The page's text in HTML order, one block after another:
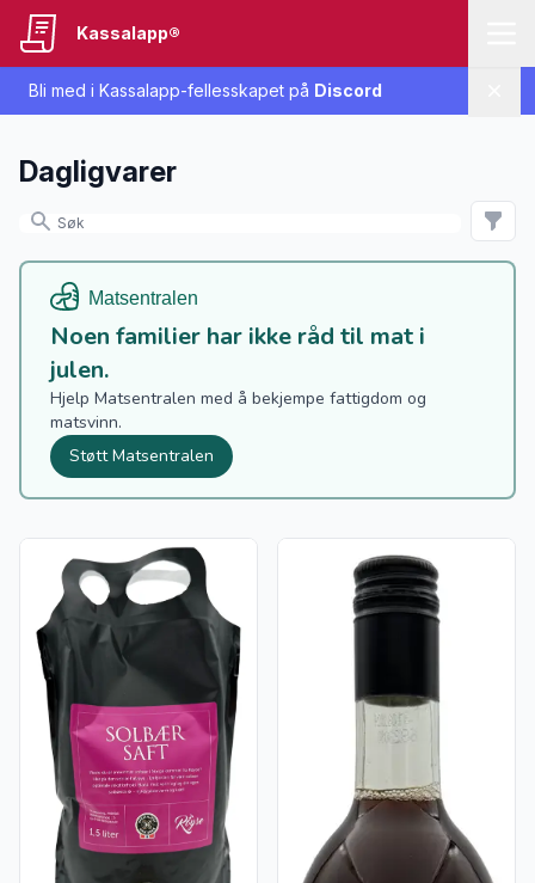
Bli med i Kassalapp-fellesskapet på Discord
Kassalapp®
Dagligvarer
Noen familier har ikke råd til mat i
julen.
Hjelp Matsentralen med å bekjempe fattigdom og
matsvinn.
Støtt Matsentralen
Vis flere detaljer for produktet "Solbærsaft for utblanding
Vis flere detaljer for